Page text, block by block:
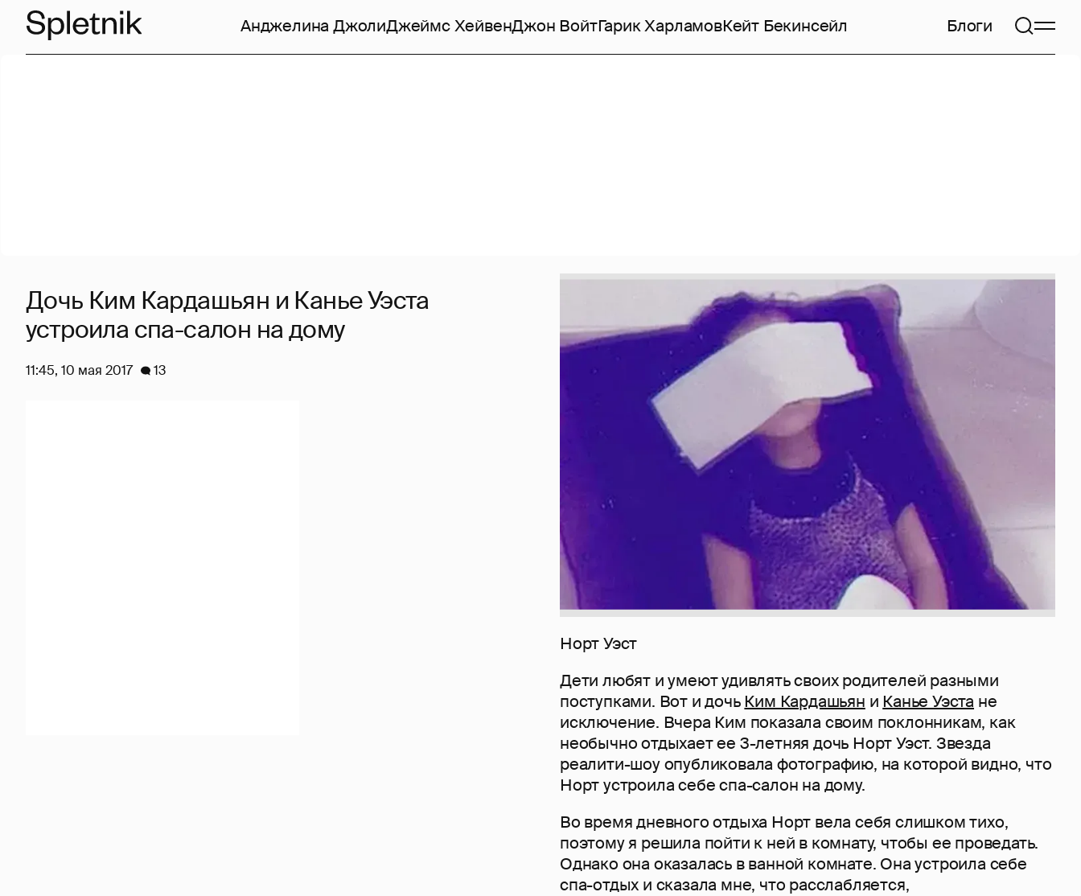
Анджелина ДжолиДжеймс ХейвенДжон ВойтГарик ХарламовКейт Бекинсейл Блоги
Норт Уэст
Дети любят и умеют удивлять своих родителей разными
поступками. Вот и дочь Ким Кардашьян и Канье Уэста не
исключение. Вчера Ким показала своим поклонникам, как
необычно отдыхает ее 3-летняя дочь Норт Уэст. Звезда
реалити-шоу опубликовала фотографию, на которой видно, что
Норт устроила себе спа-салон на дому.
Во время дневного отдыха Норт вела себя слишком тихо,
поэтому я решила пойти к ней в комнату, чтобы ее проведать.
Однако она оказалась в ванной комнате. Она устроила себе
спа-отдых и сказала мне, что расслабляется,
Дочь Ким Кардашьян и Канье Уэста
устроила спа-салон на дому
11:45, 10 мая 2017 13